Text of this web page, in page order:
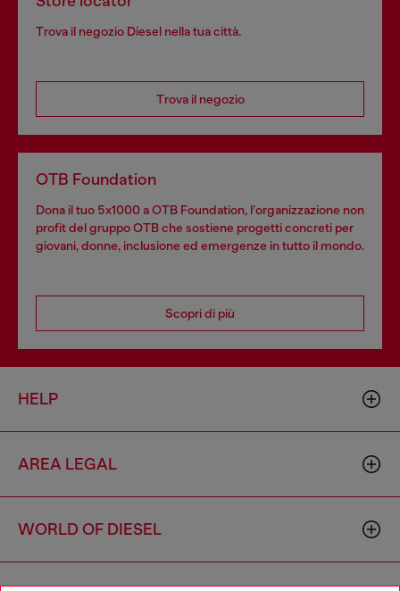
Trova il negozio Diesel nella tua città.
Trova il negozio
OTB Foundation
Dona il tuo 5x1000 a OTB Foundation, l’organizzazione non
profit del gruppo OTB che sostiene progetti concreti per
giovani, donne, inclusione ed emergenze in tutto il mondo.
Scopri di più
HELP
AREA LEGAL
WORLD OF DIESEL